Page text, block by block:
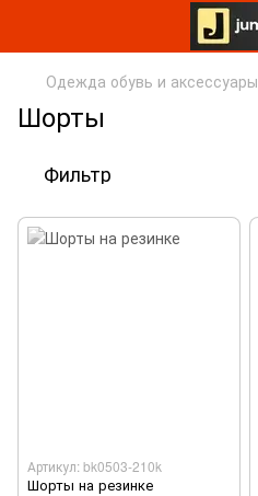
Одежда обувь и аксессуары
Шорты
Фильтр
Артикул: bk0503-210k
Шорты на резинке